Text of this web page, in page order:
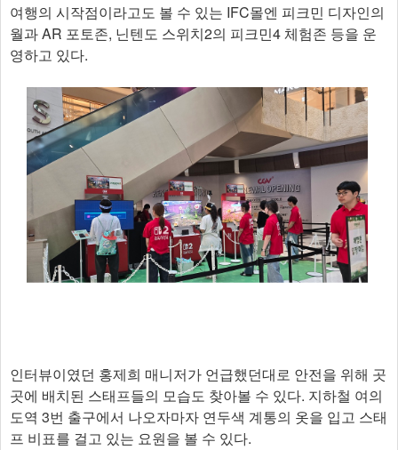
여행의 시작점이라고도 볼 수 있는 IFC몰엔 피크민 디자인의
월과 AR 포토존, 닌텐도 스위치2의 피크민4 체험존 등을 운
영하고 있다.
인터뷰이였던 홍제희 매니저가 언급했던대로 안전을 위해 곳
곳에 배치된 스태프들의 모습도 찾아볼 수 있다. 지하철 여의
도역 3번 출구에서 나오자마자 연두색 계통의 옷을 입고 스태
프 비표를 걸고 있는 요원을 볼 수 있다.